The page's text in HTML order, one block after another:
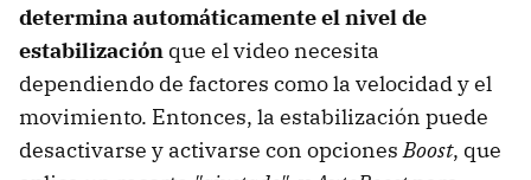
determina automáticamente el nivel de
estabilización que el video necesita
dependiendo de factores como la velocidad y el
movimiento. Entonces, la estabilización puede
desactivarse y activarse con opcionesBoost, que